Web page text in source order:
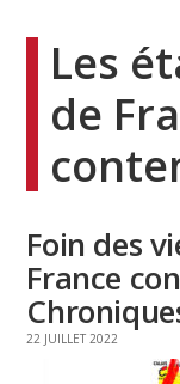
Les
de
Foin des
France
22 JUILLET 2022